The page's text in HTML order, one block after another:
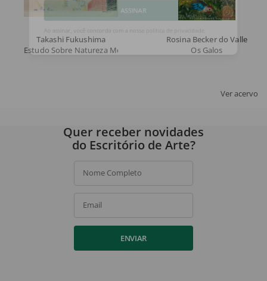
Takashi Fukushima
Estudo Sobre Natureza Morta Aux Oranges de H. Matisse
Rosina Becker do Valle
Os Galos
Ver acervo
ASSINAR
Ao assinar, você concorda com a nossa política de privacidade.
Quer receber novidades
do Escritório de Arte?
Nome Completo
Email
ENVIAR